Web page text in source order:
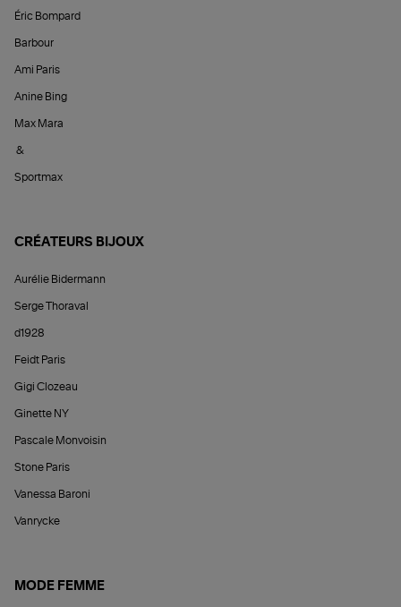
Éric Bompard
Barbour
Ami Paris
Anine Bing
Max Mara
&
Sportmax
CRÉATEURS BIJOUX
Aurélie Bidermann
Serge Thoraval
d1928
Feidt Paris
Gigi Clozeau
Ginette NY
Pascale Monvoisin
Stone Paris
Vanessa Baroni
Vanrycke
MODE FEMME